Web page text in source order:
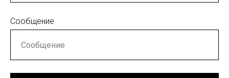
Сообщение